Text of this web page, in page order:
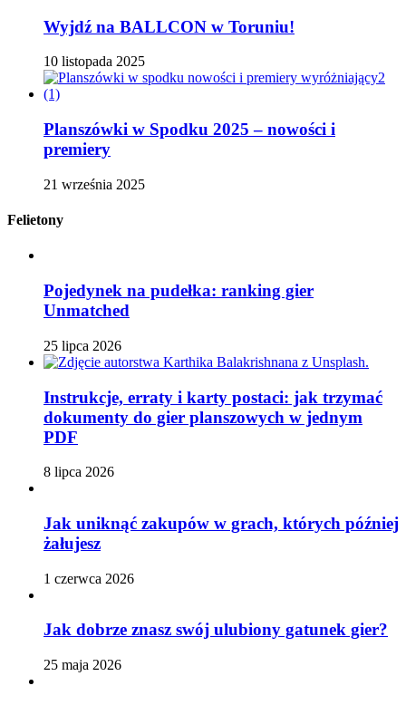
Wyjdź na BALLCON w Toruniu!
10 listopada 2025
Planszówki w Spodku 2025 – nowości i
premiery
21 września 2025
Felietony
Pojedynek na pudełka: ranking gier
Unmatched
25 lipca 2026
Instrukcje, erraty i karty postaci: jak trzymać
dokumenty do gier planszowych w jednym
PDF
8 lipca 2026
Jak uniknąć zakupów w grach, których później
żałujesz
1 czerwca 2026
Jak dobrze znasz swój ulubiony gatunek gier?
25 maja 2026